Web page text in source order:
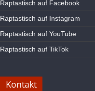
Raptastisch auf Facebook
Raptastisch auf Instagram
Raptastisch auf YouTube
Raptastisch auf TikTok
Kontakt